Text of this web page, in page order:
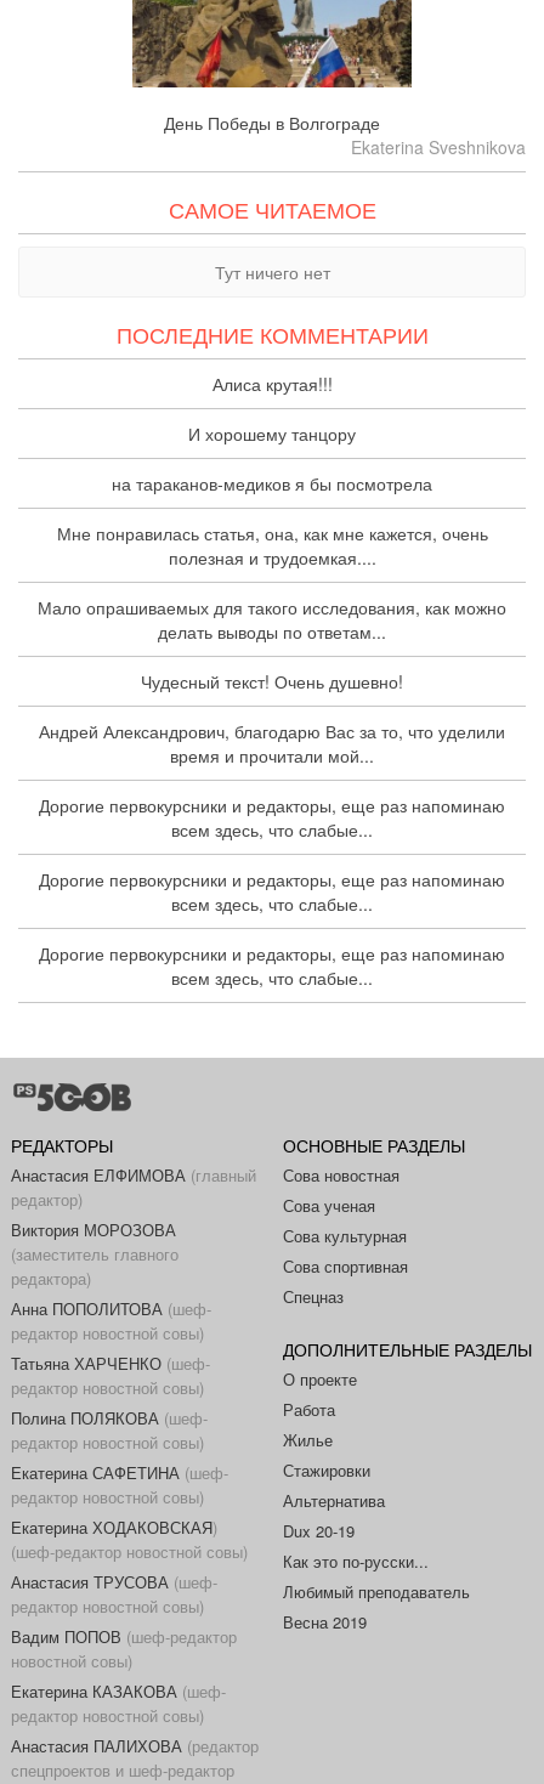
День Победы в Волгограде
Ekaterina Sveshnikova
САМОЕ ЧИТАЕМОЕ
Тут ничего нет
ПОСЛЕДНИЕ КОММЕНТАРИИ
Алиса крутая!!!
И хорошему танцору
на тараканов-медиков я бы посмотрела
Мне понравилась статья, она, как мне кажется, очень
полезная и трудоемкая....
Мало опрашиваемых для такого исследования, как можно
делать выводы по ответам...
Чудесный текст! Очень душевно!
Андрей Александрович, благодарю Вас за то, что уделили
время и прочитали мой...
Дорогие первокурсники и редакторы, еще раз напоминаю
всем здесь, что слабые...
Дорогие первокурсники и редакторы, еще раз напоминаю
всем здесь, что слабые...
Дорогие первокурсники и редакторы, еще раз напоминаю
всем здесь, что слабые...
РЕДАКТОРЫ
Анастасия ЕЛФИМОВА(главный
редактор)
Виктория МОРОЗОВА
(заместитель главного
редактора)
Анна ПОПОЛИТОВА(шеф-
редактор новостной совы)
Татьяна ХАРЧЕНКО(шеф-
редактор новостной совы)
Полина ПОЛЯКОВА(шеф-
редактор новостной совы)
Екатерина САФЕТИНА(шеф-
редактор новостной совы)
Екатерина ХОДАКОВСКАЯ)
(шеф-редактор новостной совы)
Анастасия ТРУСОВА(шеф-
редактор новостной совы)
Вадим ПОПОВ (шеф-редактор
новостной совы)
Екатерина КАЗАКОВА(шеф-
редактор новостной совы)
Анастасия ПАЛИХОВА(редактор
спецпроектов и шеф-редактор
ОСНОВНЫЕ РАЗДЕЛЫ
Сова новостная
Сова ученая
Сова культурная
Сова спортивная
Спецназ
ДОПОЛНИТЕЛЬНЫЕ РАЗДЕЛЫ
О проекте
Работа
Жилье
Стажировки
Альтернатива
Dux 20-19
Как это по-русски...
Любимый преподаватель
Весна 2019